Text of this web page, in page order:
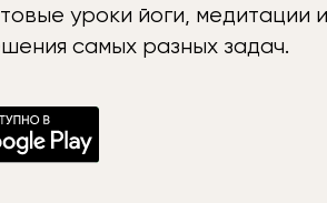
уроки йоги, медитации и
самых разных задач.